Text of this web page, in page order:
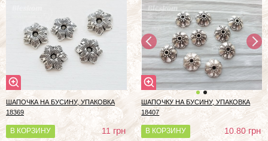
ШАПОЧКА НА БУСИНУ, УПАКОВКА
18369
В КОРЗИНУ 11 грн
ШАПОЧКУ НА БУСИНУ, УПАКОВКА
18407
В КОРЗИНУ 10.80грн